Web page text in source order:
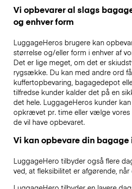
Vi opbevarer al slags
og enhver form
LuggageHeros brugere kan
størrelse og/eller form i enhver af
Det er lige meget, om det er
rygsække. Du kan med andre ord
kuffertopbevaring, bagagedepot
tilfredse kunder kalder det på en
det hele. LuggageHeros kunder
opkrævet pr. time eller vælge vores
de vil have opbevaret.
Vi kan opbevare din bagage
LuggageHero tilbyder også flere
ved, at fleksibilitet er afgørende, når